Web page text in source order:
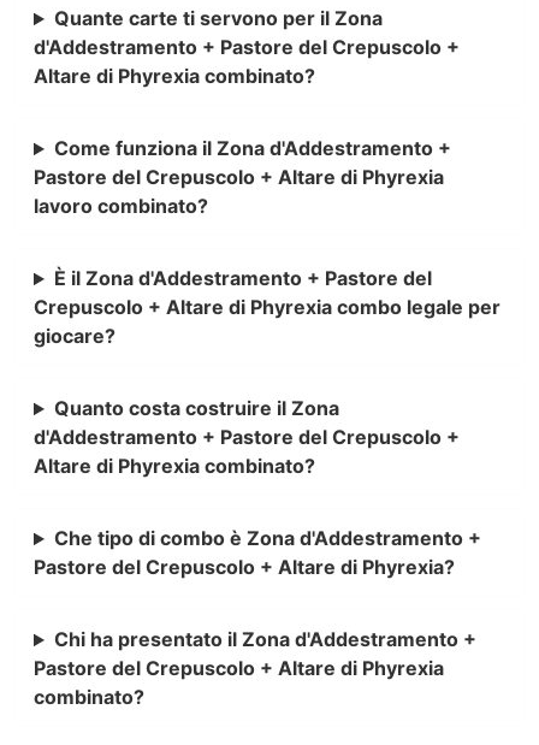
Quante carte ti servono per il Zona
d'Addestramento + Pastore del Crepuscolo +
Altare di Phyrexia combinato?
Come funziona il Zona d'Addestramento +
Pastore del Crepuscolo + Altare di Phyrexia
lavoro combinato?
È il Zona d'Addestramento + Pastore del
Crepuscolo + Altare di Phyrexia combo legale per
giocare?
Quanto costa costruire il Zona
d'Addestramento + Pastore del Crepuscolo +
Altare di Phyrexia combinato?
Che tipo di combo è Zona d'Addestramento +
Pastore del Crepuscolo + Altare di Phyrexia?
Chi ha presentato il Zona d'Addestramento +
Pastore del Crepuscolo + Altare di Phyrexia
combinato?